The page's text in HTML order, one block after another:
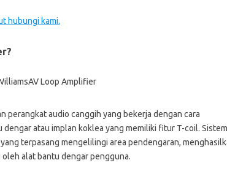
hubungi kami.
perangkat audio canggih yang bekerja dengan cara
atau implan koklea yang memiliki fitur T-coil.
terpasang mengelilingi area pendengaran,
alat bantu dengar pengguna.